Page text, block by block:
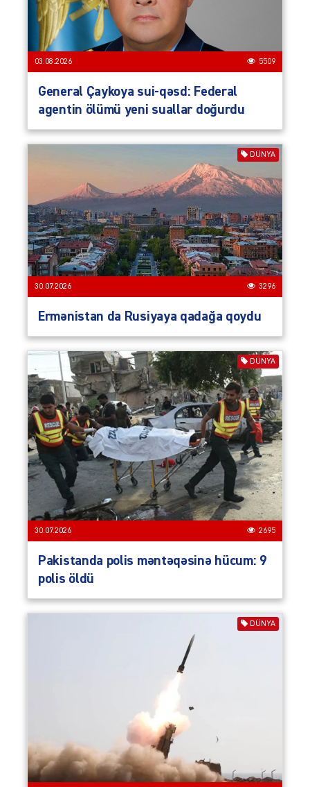
03.08.2026 5509
General Çaykoya sui-qəsd: Federal
agentin ölümü yeni suallar doğurdu
DÜNYA
30.07.2026 3296
Ermənistan da Rusiyaya qadağa qoydu
DÜNYA
30.07.2026 2695
Pakistanda polis məntəqəsinə hücum: 9
polis öldü
DÜNYA